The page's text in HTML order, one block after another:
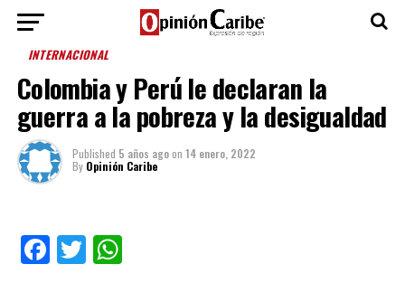
INTERNACIONAL
Colombia y Perú le declaran la
guerra a la pobreza y la desigualdad
Published 5 años agoon 14 enero, 2022
By Opinión Caribe
Facebook
TwitterWhatsApp